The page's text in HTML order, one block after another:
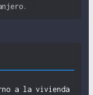
a la vivienda